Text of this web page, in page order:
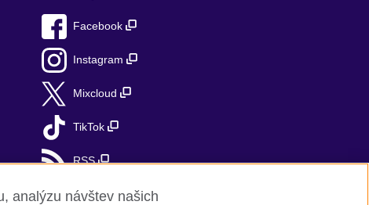
Facebook
Instagram
Mixcloud
TikTok
RSS
analýzu návštev našich